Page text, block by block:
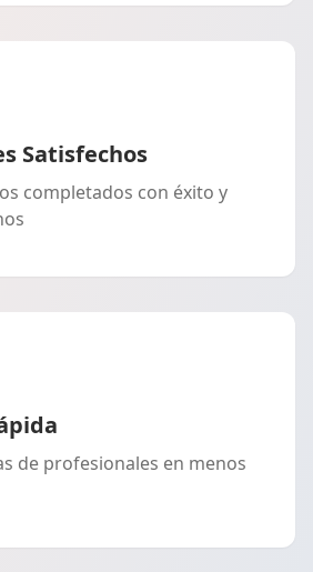
Satisfechos
completados con éxito y
de profesionales en menos